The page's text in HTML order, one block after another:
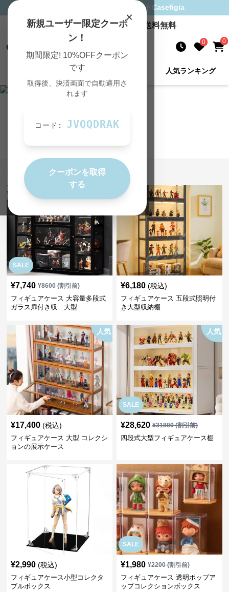
×
新規ユーザー限定クーポ
ン！
期間限定! 10%OFFクーポン
です
取得後、決済画面で自動適用さ
れます
コード: JVQQDRAK
クーポンを取得
する
専門通販サイト Casefigia
10,000円以上のご購入で送料無料
Casefigia 0 0
人気ランキング
フィギュアケース 人気アイテム
SALE
¥7,740 ¥8600(割引前)
フィギュアケース 大容量多段式
ガラス扉付き収 大型
¥6,180 (税込)
フィギュアケース 五段式照明付
き大型収納棚
人気
¥17,400 (税込)
フィギュアケース 大型 コレクシ
ョンの展示ケース
SALE
人気
¥28,620 ¥31800(割引前)
四段式大型フィギュアケース棚
¥2,990 (税込)
フィギュアケース小型コレクタ
ブルボックス
SALE
¥1,980 ¥2200(割引前)
フィギュアケース 透明ポップア
ップコレクションボックス